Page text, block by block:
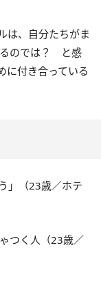
は、自分たちがま
るのでは？ と感
に付き合っている
」（23歳／ホテ
つく人（23歳／